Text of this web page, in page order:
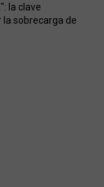
la clave
sobrecarga de